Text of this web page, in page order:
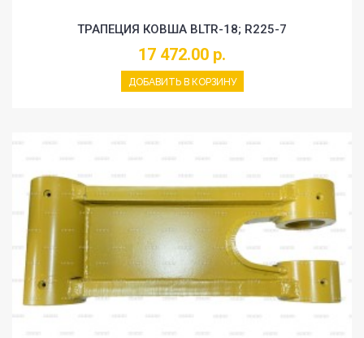
ТРАПЕЦИЯ КОВША BLTR-18; R225-7
17 472.00 р.
ДОБАВИТЬ В КОРЗИНУ